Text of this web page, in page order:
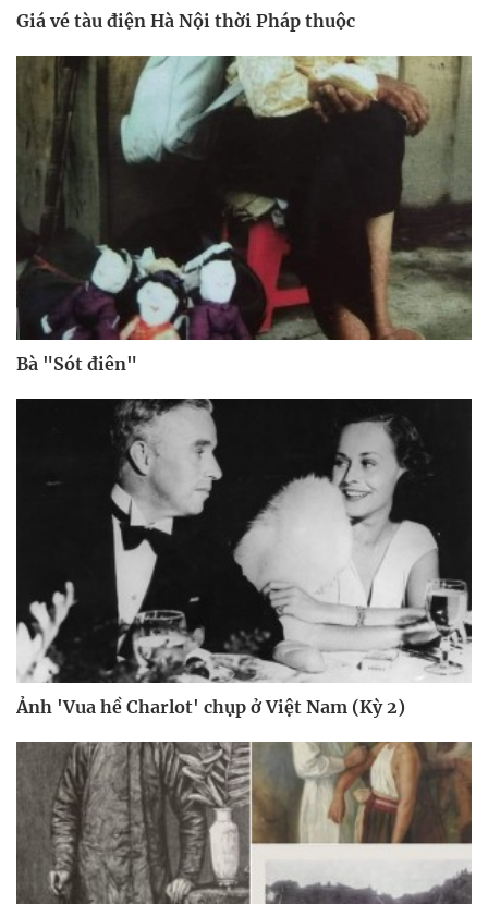
Giá vé tàu điện Hà Nội thời Pháp thuộc
Bà "Sót điên"
Ảnh 'Vua hề Charlot' chụp ở Việt Nam (Kỳ 2)